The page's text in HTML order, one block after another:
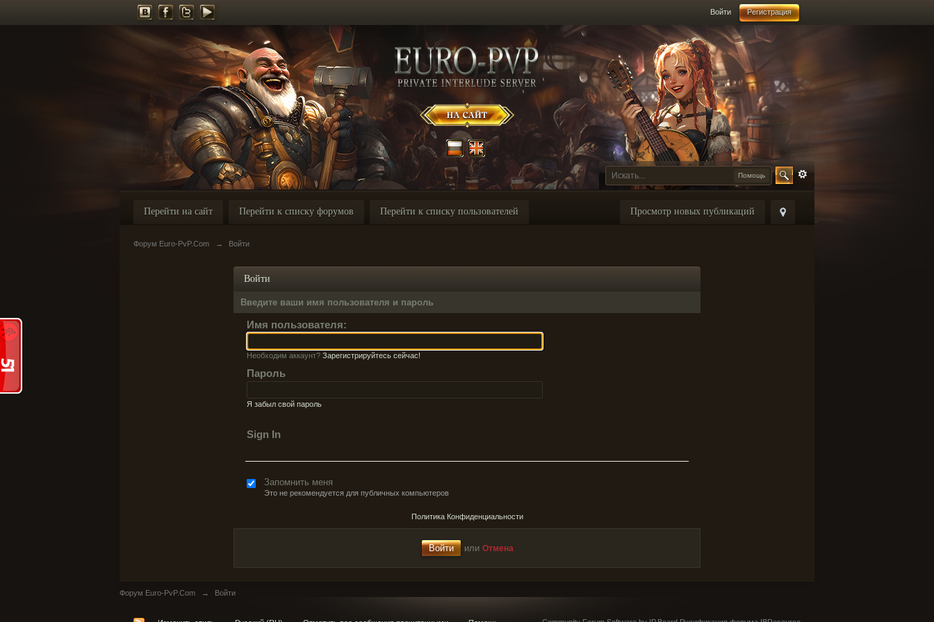
Войти Регистрация
Помощь
Просмотр новых публикаций
Перейти на сайт Перейти к списку форумов Перейти к списку пользователей
Форум Euro-PvP.Com → Войти
Войти
Введите ваши имя пользователя и пароль
Имя пользователя:
Необходим аккаунт? Зарегистрируйтесь сейчас!
Пароль
Я забыл свой пароль
Sign In
Запомнить меня
Это не рекомендуется для публичных компьютеров
Политика Конфиденциальности
или Отмена
Форум Euro-PvP.Com → Войти